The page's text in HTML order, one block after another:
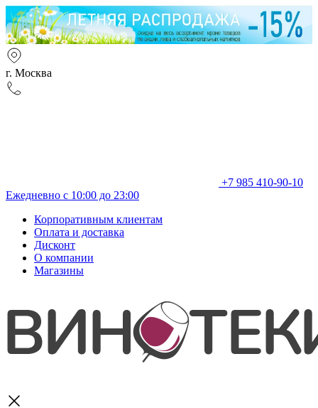
г. Москва
+7 985 410-90-10
Ежедневно с 10:00 до 23:00
Корпоративным клиентам
Оплата и доставка
Дисконт
О компании
Магазины